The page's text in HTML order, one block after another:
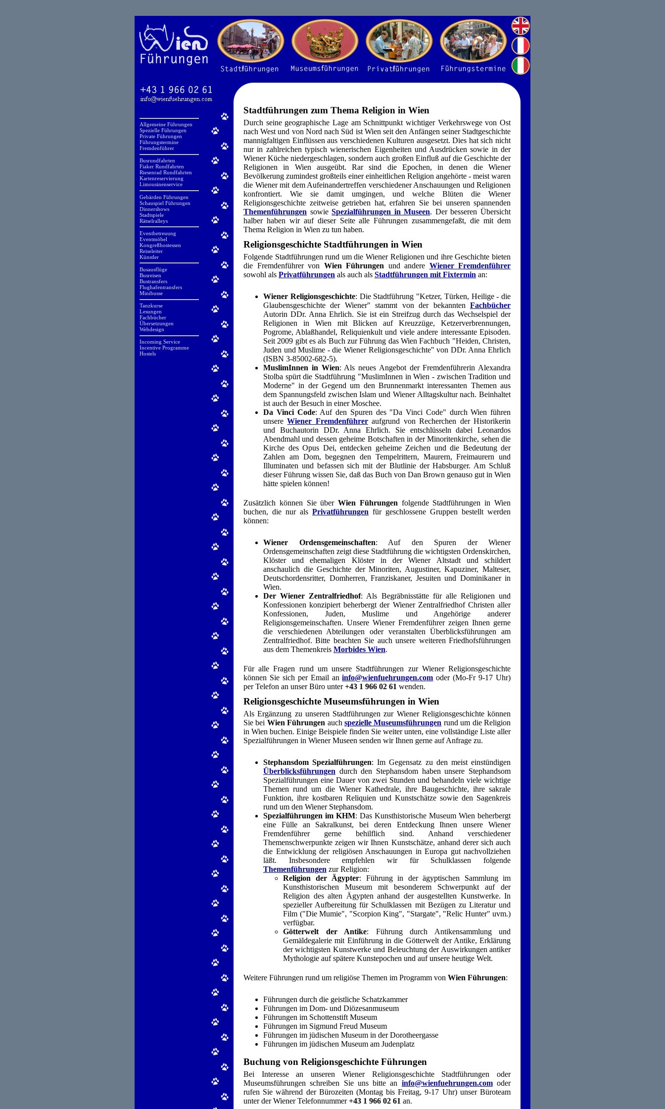
Allgemeine Führungen
Spezielle Führungen
Private Führungen
Führungstermine
Fremdenführer
Busrundfahrten
Fiaker Rundfahrten
Riesenrad Rundfahrten
Kartenreservierung
Limousinenservice
Gebärden Führungen
Schauspiel Führungen
Dinnershows
Stadtspiele
Rätselralleys
Eventbetreuung
Eventmöbel
Kongreßhostessen
Reiseleiter
Künstler
Busausflüge
Busreisen
Bustransfers
Flughafentransfers
Minibusse
Tanzkurse
Lesungen
Fachbücher
Übersetzungen
Webdesign
Incoming Service
Incentive Programme
Hostels
Stadtführungen zum Thema Religion in Wien
Durch seine geographische Lage am Schnittpunkt wichtiger Verkehrswege von Ost
nach West und von Nord nach Süd ist Wien seit den Anfängen seiner Stadtgeschichte
mannigfaltigen Einflüssen aus verschiedenen Kulturen ausgesetzt. Dies hat sich nicht
nur in zahlreichen typisch wienerischen Eigenheiten und Ausdrücken sowie in der
Wiener Küche niedergeschlagen, sondern auch großen Einfluß auf die Geschichte der
Religionen in Wien ausgeübt. Rar sind die Epochen, in denen die Wiener
Bevölkerung zumindest großteils einer einheitlichen Religion angehörte - meist waren
die Wiener mit dem Aufeinandertreffen verschiedener Anschauungen und Religionen
konfrontiert. Wie sie damit umgingen, und welche Blüten die Wiener
Religionsgeschichte zeitweise getrieben hat, erfahren Sie bei unseren spannenden
Themenführungen sowieSpezialführungen in Museen. Der besseren Übersicht
halber haben wir auf dieser Seite alle Führungen zusammengefaßt, die mit dem
Thema Religion in Wien zu tun haben.
Religionsgeschichte Stadtführungen in Wien
Folgende Stadtführungen rund um die Wiener Religionen und ihre Geschichte bieten
die Fremdenführer von Wien Führungen und andere Wiener Fremdenführer
sowohl als Privatführungen als auch als Stadtführungen mit Fixtermin an:
Wiener Religionsgeschichte: Die Stadtführung "Ketzer, Türken, Heilige - die
Glaubensgeschichte der Wiener" stammt von der bekannten Fachbücher
Autorin DDr. Anna Ehrlich. Sie ist ein Streifzug durch das Wechselspiel der
Religionen in Wien mit Blicken auf Kreuzzüge, Ketzerverbrennungen,
Pogrome, Ablaßhandel, Reliquienkult und viele andere interessante Episoden.
Seit 2009 gibt es als Buch zur Führung das Wien Fachbuch "Heiden, Christen,
Juden und Muslime - die Wiener Religionsgeschichte" von DDr. Anna Ehrlich
(ISBN 3-85002-682-5).
MuslimInnen in Wien: Als neues Angebot der Fremdenführerin Alexandra
Stolba spürt die Stadtführung "MuslimInnen in Wien - zwischen Tradition und
Moderne" in der Gegend um den Brunnenmarkt interessanten Themen aus
dem Spannungsfeld zwischen Islam und Wiener Alltagskultur nach. Beinhaltet
ist auch der Besuch in einer Moschee.
Da Vinci Code: Auf den Spuren des "Da Vinci Code" durch Wien führen
unsereWiener Fremdenführeraufgrund von Recherchen der Historikerin
und Buchautorin DDr. Anna Ehrlich. Sie entschlüsseln dabei Leonardos
Abendmahl und dessen geheime Botschaften in der Minoritenkirche, sehen die
Kirche des Opus Dei, entdecken geheime Zeichen und die Bedeutung der
Zahlen am Dom, begegnen den Tempelrittern, Maurern, Freimaurern und
Illuminaten und befassen sich mit der Blutlinie der Habsburger. Am Schluß
dieser Führung wissen Sie, daß das Buch von Dan Brown genauso gut in Wien
hätte spielen können!
Zusätzlich können Sie überWien Führungen folgende Stadtführungen in Wien
buchen, die nur als Privatführungen für geschlossene Gruppen bestellt werden
können:
Wiener Ordensgemeinschaften: Auf den Spuren der Wiener
Ordensgemeinschaften zeigt diese Stadtführung die wichtigsten Ordenskirchen,
Klöster und ehemaligen Klöster in der Wiener Altstadt und schildert
anschaulich die Geschichte der Minoriten, Augustiner, Kapuziner, Malteser,
Deutschordensritter, Domherren, Franziskaner, Jesuiten und Dominikaner in
Wien.
Der Wiener Zentralfriedhof: Als Begräbnisstätte für alle Religionen und
Konfessionen konzipiert beherbergt der Wiener Zentralfriedhof Christen aller
Konfessionen, Juden, Muslime und Angehörige anderer
Religionsgemeinschaften. Unsere Wiener Fremdenführer zeigen Ihnen gerne
die verschiedenen Abteilungen oder veranstalten Überblicksführungen am
Zentralfriedhof. Bitte beachten Sie auch unsere weiteren Friedhofsführungen
aus dem Themenkreis Morbides Wien.
Für alle Fragen rund um unsere Stadtführungen zur Wiener Religionsgeschichte
können Sie sich per Email aninfo@wienfuehrungen.com oder (Mo-Fr 9-17 Uhr)
per Telefon an unser Büro unter+43 1 966 02 61 wenden.
Religionsgeschichte Museumsführungen in Wien
Als Ergänzung zu unseren Stadtführungen zur Wiener Religionsgeschichte können
Sie bei Wien Führungen auchspezielle Museumsführungen rund um die Religion
in Wien buchen. Einige Beispiele finden Sie weiter unten, eine vollständige Liste aller
Spezialführungen in Wiener Museen senden wir Ihnen gerne auf Anfrage zu.
Stephansdom Spezialführungen: Im Gegensatz zu den meist einstündigen
Überblicksführungen durch den Stephansdom haben unsere Stephandsom
Spezialführungen eine Dauer von zwei Stunden und behandeln viele wichtige
Themen rund um die Wiener Kathedrale, ihre Baugeschichte, ihre sakrale
Funktion, ihre kostbaren Reliquien und Kunstschätze sowie den Sagenkreis
rund um den Wiener Stephansdom.
Spezialführungen im KHM: Das Kunsthistorische Museum Wien beherbergt
eine Fülle an Sakralkunst, bei deren Entdeckung Ihnen unsere Wiener
Fremdenführer gerne behilflich sind. Anhand verschiedener
Themenschwerpunkte zeigen wir Ihnen Kunstschätze, anhand derer sich auch
die Entwicklung der religiösen Anschauungen in Europa gut nachvollziehen
läßt. Insbesondere empfehlen wir für Schulklassen folgende
Themenführungen zur Religion:
Religion der Ägypter: Führung in der ägyptischen Sammlung im
Kunsthistorischen Museum mit besonderem Schwerpunkt auf der
Religion des alten Ägypten anhand der ausgestellten Kunstwerke. In
spezieller Aufbereitung für Schulklassen mit Bezügen zu Literatur und
Film ("Die Mumie", "Scorpion King", "Stargate", "Relic Hunter" uvm.)
verfügbar.
Götterwelt der Antike: Führung durch Antikensammlung und
Gemäldegalerie mit Einführung in die Götterwelt der Antike, Erklärung
der wichtigsten Kunstwerke und Beleuchtung der Auswirkungen antiker
Mythologie auf spätere Kunstepochen und auf unsere heutige Welt.
Weitere Führungen rund um religiöse Themen im Programm von Wien Führungen:
Führungen durch die geistliche Schatzkammer
Führungen im Dom- und Diözesanmuseum
Führungen im Schottenstift Museum
Führungen im Sigmund Freud Museum
Führungen im jüdischen Museum in der Dorotheergasse
Führungen im jüdischen Museum am Judenplatz
Buchung von Religionsgeschichte Führungen
Bei Interesse an unseren Wiener Religionsgeschichte Stadtführungen oder
Museumsführungen schreiben Sie uns bitte an info@wienfuehrungen.comoder
rufen Sie während der Bürozeiten (Montag bis Freitag, 9-17 Uhr) unser Büroteam
unter der Wiener Telefonnummer+43 1 966 02 61 an.